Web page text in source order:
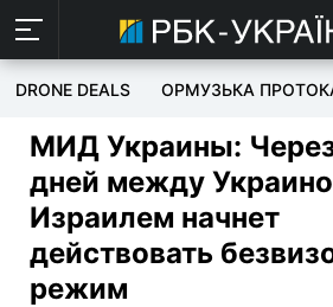
DRONE DEALS ОРМУЗЬКА
МИД Украины:
дней между
Израилем начнет
действовать
режим